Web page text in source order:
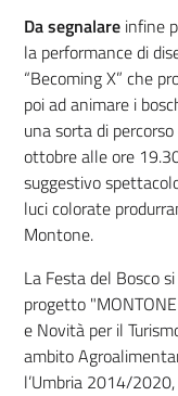
Da segnalare infine
la performance di
“Becoming X” che
poi ad animare i
una sorta di
ottobre alle ore
suggestivo
luci colorate
Montone.
La Festa del Bosco
progetto
e Novità per il
ambito
l’Umbria 2014/